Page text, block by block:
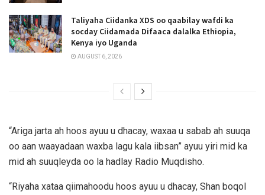
Taliyaha Ciidanka XDS oo qaabilay wafdi ka
socday Ciidamada Difaaca dalalka Ethiopia,
Kenya iyo Uganda
AUGUST 6, 2026
“Ariga jarta ah hoos ayuu u dhacay, waxaa u sabab ah suuqa
oo aan waayadaan waxba lagu kala iibsan” ayuu yiri mid ka
mid ah suuqleyda oo la hadlay Radio Muqdisho.
“Riyaha xataa qiimahoodu hoos ayuu u dhacay, Shan boqol